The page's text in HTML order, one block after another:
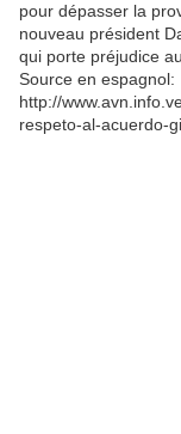
pour dépasser la
nouveau président
qui porte préjudice
Source en espagnol:
http://
respeto-al-acuerdo-